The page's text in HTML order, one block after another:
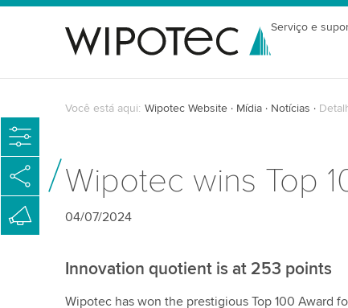
Serviço e
Você está aqui: Wipotec Website Mídia Notícias
Wipotec wins Top
04/07/2024
Innovation quotient is at 253 points
Wipotec has won the prestigious Top 100 Award